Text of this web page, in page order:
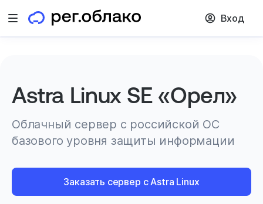
Открыть меню Вход
Astra Linux SE «Орел»
Облачный сервер с российской ОС
базового уровня защиты информации
Заказать сервер с Astra Linux